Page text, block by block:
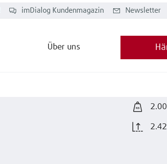
Über uns
Newsletter
imDialog Kundenmagazin